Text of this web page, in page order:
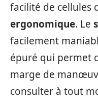
facilité de cellules
ergonomique. Le
facilement
épuré qui permet
marge de
consulter à tout